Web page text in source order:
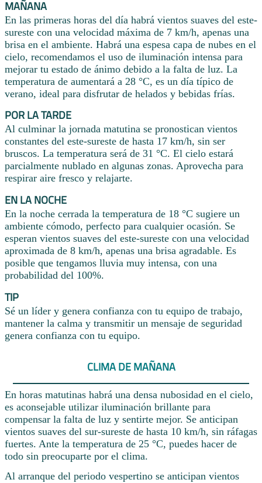
MAÑANA
En las primeras horas del día habrá vientos suaves del este-
sureste con una velocidad máxima de 7 km/h, apenas una
brisa en el ambiente. Habrá una espesa capa de nubes en el
cielo, recomendamos el uso de iluminación intensa para
mejorar tu estado de ánimo debido a la falta de luz. La
temperatura de aumentará a 28 °C, es un día típico de
verano, ideal para disfrutar de helados y bebidas frías.
POR LA TARDE
Al culminar la jornada matutina se pronostican vientos
constantes del este-sureste de hasta 17 km/h, sin ser
bruscos. La temperatura será de 31 °C. El cielo estará
parcialmente nublado en algunas zonas. Aprovecha para
respirar aire fresco y relajarte.
EN LA NOCHE
En la noche cerrada la temperatura de 18 °C sugiere un
ambiente cómodo, perfecto para cualquier ocasión. Se
esperan vientos suaves del este-sureste con una velocidad
aproximada de 8 km/h, apenas una brisa agradable. Es
posible que tengamos lluvia muy intensa, con una
probabilidad del 100%.
TIP
Sé un líder y genera confianza con tu equipo de trabajo,
mantener la calma y transmitir un mensaje de seguridad
genera confianza con tu equipo.
CLIMA DE MAÑANA
En horas matutinas habrá una densa nubosidad en el cielo,
es aconsejable utilizar iluminación brillante para
compensar la falta de luz y sentirte mejor. Se anticipan
vientos suaves del sur-sureste de hasta 10 km/h, sin ráfagas
fuertes. Ante la temperatura de 25 °C, puedes hacer de
todo sin preocuparte por el clima.
Al arranque del periodo vespertino se anticipan vientos